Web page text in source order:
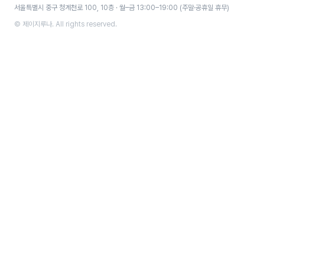
서울특별시 중구 청계천로 100, 10층 · 월–금 13:00–19:00 (주말·공휴일 휴무)
© 제이지루나. All rights reserved.